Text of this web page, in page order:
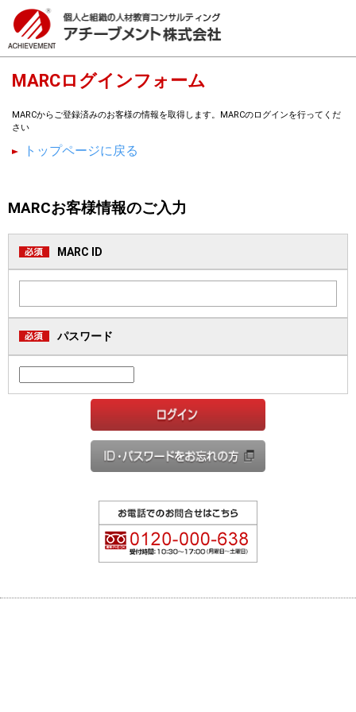
MARCログインフォーム
MARCからご登録済みのお客様の情報を取得します。MARCのログインを行ってくだ
さい
トップページに戻る
MARCお客様情報のご入力
MARC ID
パスワード